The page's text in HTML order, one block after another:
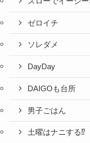
ゼロイチ
ソレダメ
DayDay
DAIGOも台所
男子ごはん
土曜はナニする⁉